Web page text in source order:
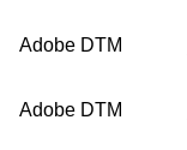
Adobe DTM
Adobe DTM